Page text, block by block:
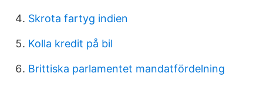
Skrota fartyg indien
Kolla kredit på bil
Brittiska parlamentet mandatfördelning